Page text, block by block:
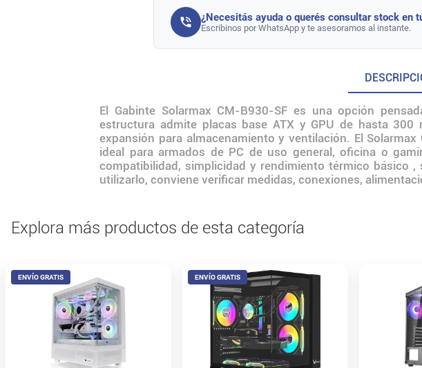
¿Necesitás ayuda o querés consultar stock en
Escribinos por WhatsApp y te asesoramos al instante.
El Gabinte Solarmax CM-B930-SF es una opción
estructura admite placas base ATX y GPU de hasta
expansión para almacenamiento y ventilación. El
ideal para armados de PC de uso general, oficina o
compatibilidad, simplicidad y rendimiento térmico básico
utilizarlo, conviene verificar medidas, conexiones,
Explora más productos de esta categoría
ENVÍO GRATIS ENVÍO GRATIS